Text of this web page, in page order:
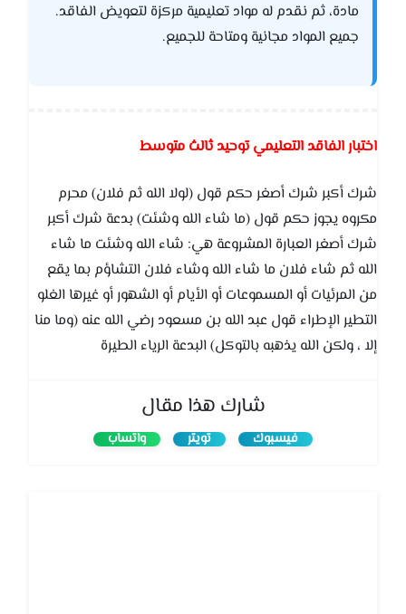
مادة، ثم نقدم له مواد تعليمية مركزة لتعويض الفاقد.
جميع المواد مجانية ومتاحة للجميع.
اختبار الفاقد التعليمي توحيد ثالث متوسط
شرك أكبر شرك أصغر حكم قول (لولا الله ثم فلان) محرم
مكروه يجوز حكم قول (ما شاء الله وشئت) بدعة شرك أكبر
شرك أصغر العبارة المشروعة هي: شاء الله وشئت ما شاء
الله ثم شاء فلان ما شاء الله وشاء فلان التشاؤم بما يقع
من المرئيات أو المسموعات أو الأيام أو الشهور أو غيرها الغلو
التطير الإطراء قول عبد الله بن مسعود رضي الله عنه (وما منا
إلا ، ولكن الله يذهبه بالتوكل) البدعة الرياء الطيرة
شارك هذا مقال
فيسبوك تويتر واتساب